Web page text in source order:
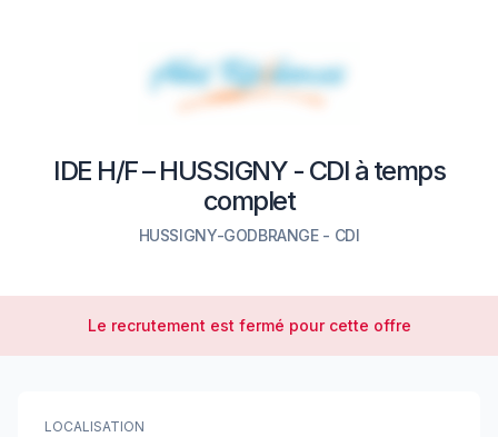
IDE H/F – HUSSIGNY - CDI à temps
complet
HUSSIGNY-GODBRANGE - CDI
Le recrutement est fermé pour cette offre
LOCALISATION